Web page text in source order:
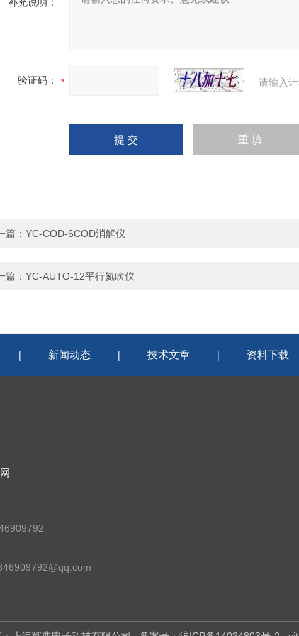
验证码： 请输入
篇： YC-COD-6COD消解仪
篇： YC-AUTO-12平行氮吹仪
| 新闻动态 | 技术文章 | 资料下载